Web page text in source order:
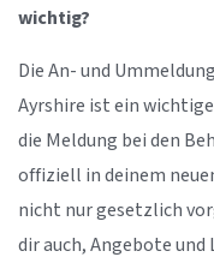
wichtig?
Die An- und
Ayrshire ist ein
die Meldung bei den
offiziell in deinem
nicht nur gesetzlich
dir auch, Angebote und